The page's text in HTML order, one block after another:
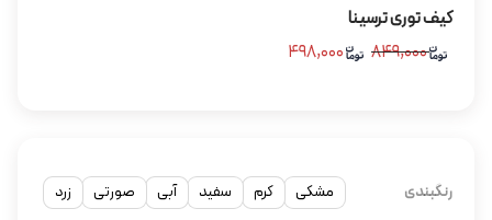
کیف توری ترسینا
۸۴۹,۰۰۰
رنگبندی مشکی کرم سفید آبی صورتی زرد